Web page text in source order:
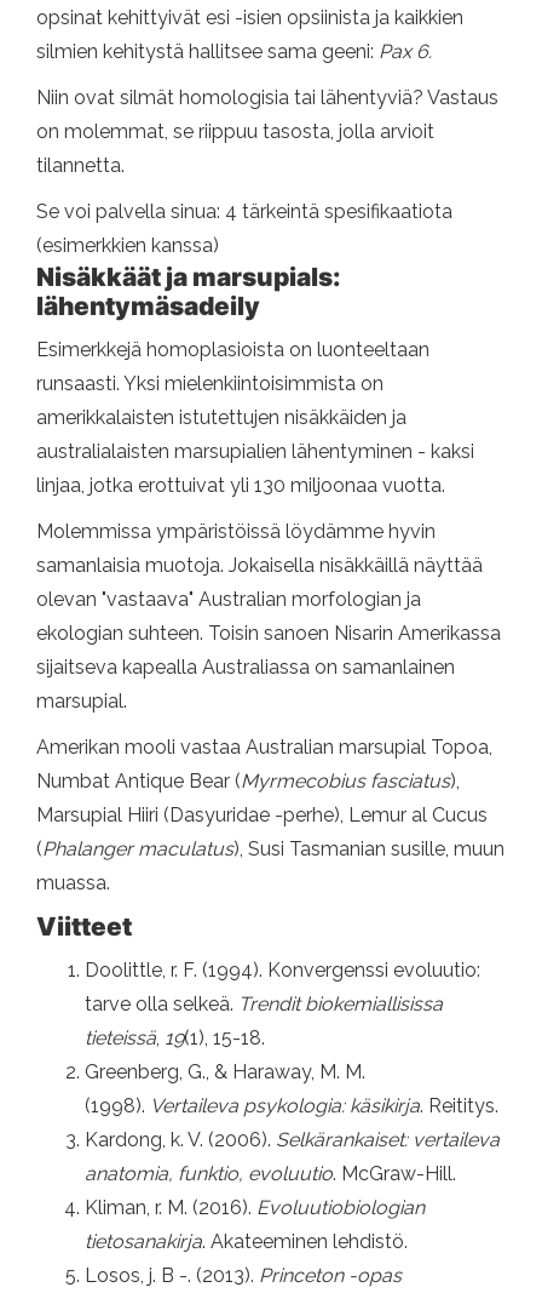
opsinat kehittyivät esi -isien opsiinista ja kaikkien
silmien kehitystä hallitsee sama geeni: Pax 6.
Niin ovat silmät homologisia tai lähentyviä? Vastaus
on molemmat, se riippuu tasosta, jolla arvioit
tilannetta.
Se voi palvella sinua: 4 tärkeintä spesifikaatiota
(esimerkkien kanssa)
Nisäkkäät ja marsupials:
lähentymäsadeily
Esimerkkejä homoplasioista on luonteeltaan
runsaasti. Yksi mielenkiintoisimmista on
amerikkalaisten istutettujen nisäkkäiden ja
australialaisten marsupialien lähentyminen - kaksi
linjaa, jotka erottuivat yli 130 miljoonaa vuotta.
Molemmissa ympäristöissä löydämme hyvin
samanlaisia ​​muotoja. Jokaisella nisäkkäillä näyttää
olevan "vastaava" Australian morfologian ja
ekologian suhteen. Toisin sanoen Nisarin Amerikassa
sijaitseva kapealla Australiassa on samanlainen
marsupial.
Amerikan mooli vastaa Australian marsupial Topoa,
Numbat Antique Bear (Myrmecobius fasciatus),
Marsupial Hiiri (Dasyuridae -perhe), Lemur al Cucus
(Phalanger maculatus), Susi Tasmanian susille, muun
muassa.
Viitteet
Doolittle, r. F. (1994). Konvergenssi evoluutio:
tarve olla selkeä. Trendit biokemiallisissa
tieteissä 19(1), 15-18.
Greenberg, G., & Haraway, M. M.
(1998). Vertaileva psykologia: käsikirja. Reititys.
Kardong, k. V. (2006). Selkärankaiset: vertaileva
anatomia, funktio, evoluutio. McGraw-Hill.
Kliman, r. M. (2016). Evoluutiobiologian
tietosanakirja. Akateeminen lehdistö.
Losos, j. B -. (2013). Princeton -opas